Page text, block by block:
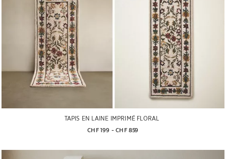
TAPIS EN LAINE IMPRIMÉ FLORAL
CHF 199 - CHF 859